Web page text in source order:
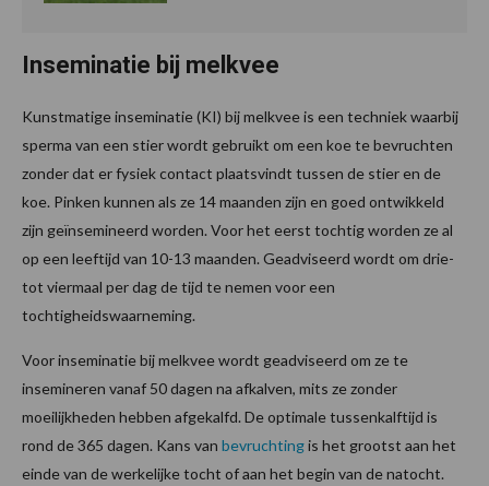
Inseminatie bij melkvee
Kunstmatige inseminatie (KI) bij melkvee is een techniek waarbij
sperma van een stier wordt gebruikt om een koe te bevruchten
zonder dat er fysiek contact plaatsvindt tussen de stier en de
koe. Pinken kunnen als ze 14 maanden zijn en goed ontwikkeld
zijn geïnsemineerd worden. Voor het eerst tochtig worden ze al
op een leeftijd van 10-13 maanden. Geadviseerd wordt om drie-
tot viermaal per dag de tijd te nemen voor een
tochtigheidswaarneming.
Voor inseminatie bij melkvee wordt geadviseerd om ze te
insemineren vanaf 50 dagen na afkalven, mits ze zonder
moeilijkheden hebben afgekalfd. De optimale tussenkalftijd is
rond de 365 dagen. Kans van bevruchtingis het grootst aan het
einde van de werkelijke tocht of aan het begin van de natocht.